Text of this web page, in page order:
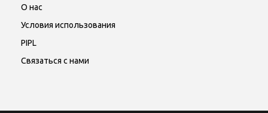
О нас
Условия использования
PIPL
Связаться с нами